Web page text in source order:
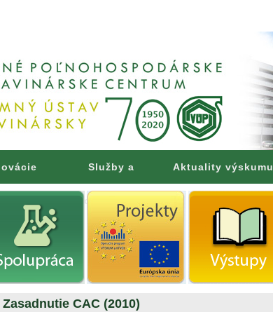
Služby a
poradenstvo
Aktuality výskumu
Zasadnutie CAC (2010)